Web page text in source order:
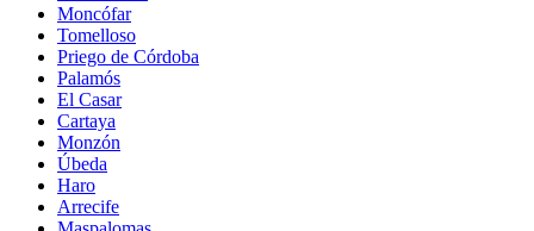
Moncófar
Tomelloso
Priego de Córdoba
Palamós
El Casar
Cartaya
Monzón
Úbeda
Haro
Arrecife